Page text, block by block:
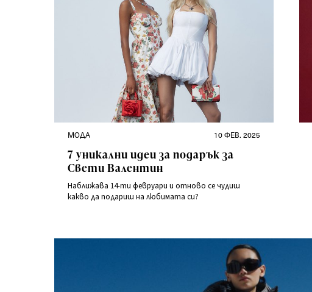
МОДА
на
10 ФЕВ. 2025
7 уникални идеи за подарък за
Свети Валентин
Наближава 14-ти февруари и отново се чудиш
какво да подариш на любимата си?